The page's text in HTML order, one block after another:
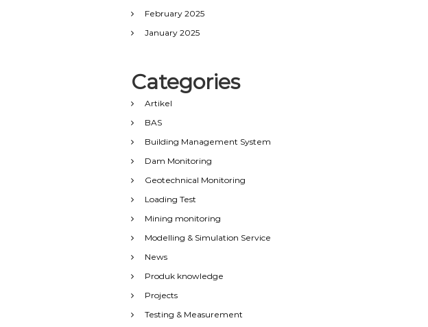
February 2025
January 2025
Categories
Artikel
BAS
Building Management System
Dam Monitoring
Geotechnical Monitoring
Loading Test
Mining monitoring
Modelling & Simulation Service
News
Produk knowledge
Projects
Testing & Measurement